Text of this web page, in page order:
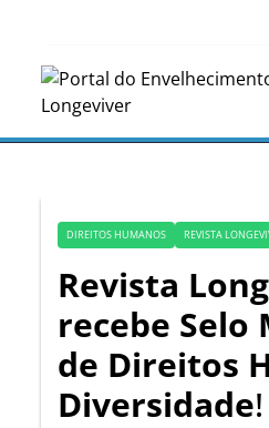
DIREITOS HUMANOS REVISTA
Revista
recebe Selo
de Direitos
Diversidade!